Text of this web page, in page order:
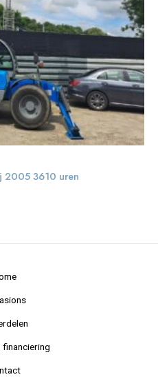
2005 3610 uren
financiering